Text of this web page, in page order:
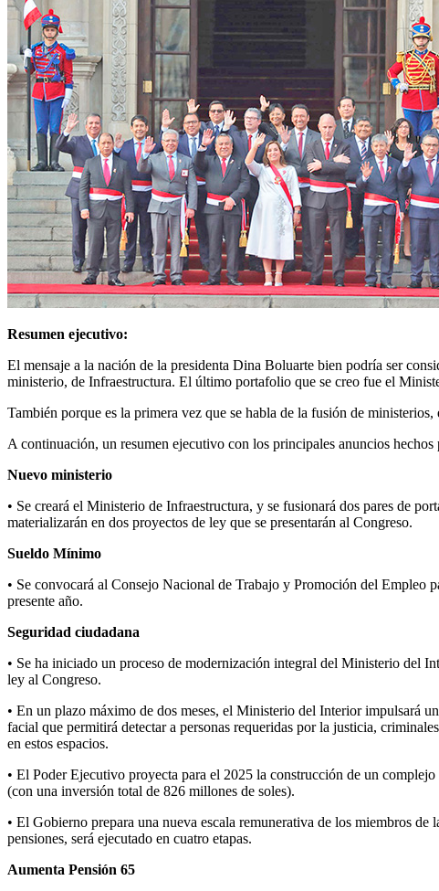
Resumen ejecutivo:
El mensaje a la nación de la presidenta Dina Boluarte bien podría ser
ministerio, de Infraestructura. El último portafolio que se creo fue el
También porque es la primera vez que se habla de la fusión de
A continuación, un resumen ejecutivo con los principales anuncios
Nuevo ministerio
• Se creará el Ministerio de Infraestructura, y se fusionará dos pares de
materializarán en dos proyectos de ley que se presentarán al Congreso.
Sueldo Mínimo
• Se convocará al Consejo Nacional de Trabajo y Promoción del Empleo
presente año.
Seguridad ciudadana
• Se ha iniciado un proceso de modernización integral del Ministerio del
ley al Congreso.
• En un plazo máximo de dos meses, el Ministerio del Interior impulsará
facial que permitirá detectar a personas requeridas por la justicia,
en estos espacios.
• El Poder Ejecutivo proyecta para el 2025 la construcción de un
(con una inversión total de 826 millones de soles).
• El Gobierno prepara una nueva escala remunerativa de los miembros
pensiones, será ejecutado en cuatro etapas.
Aumenta Pensión 65